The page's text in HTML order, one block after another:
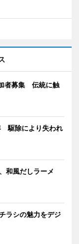
者募集 伝統に触
駆除により失われ
和風だしラーメ
ラシの魅力をデジ